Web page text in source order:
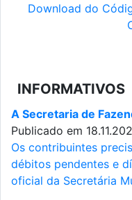
Download do
INFORMATIVOS
A Secretaria de
Publicado em
Os contribuintes
débitos pendentes e
oficial da Secretária